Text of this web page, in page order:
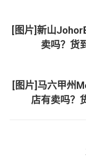
章
[图片]新山
卖吗？货
[图片]马六甲州
店有卖吗？